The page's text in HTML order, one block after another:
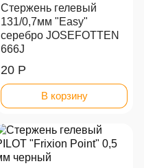
Стержень гелевый
131/0,7мм "Easy"
серебро JOSEFOTTEN
666J
20 Р
В корзину